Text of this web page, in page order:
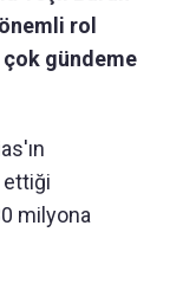
rol
çok gündeme
ettiği
milyona